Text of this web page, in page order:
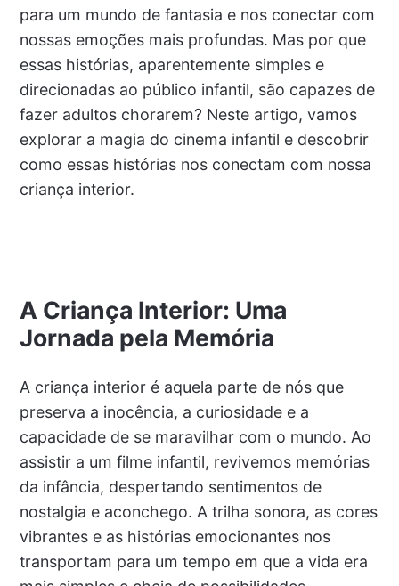
para um mundo de fantasia e nos conectar com
nossas emoções mais profundas. Mas por que
essas histórias, aparentemente simples e
direcionadas ao público infantil, são capazes de
fazer adultos chorarem? Neste artigo, vamos
explorar a magia do cinema infantil e descobrir
como essas histórias nos conectam com nossa
criança interior.
A Criança Interior: Uma
Jornada pela Memória
A criança interior é aquela parte de nós que
preserva a inocência, a curiosidade e a
capacidade de se maravilhar com o mundo. Ao
assistir a um filme infantil, revivemos memórias
da infância, despertando sentimentos de
nostalgia e aconchego. A trilha sonora, as cores
vibrantes e as histórias emocionantes nos
transportam para um tempo em que a vida era